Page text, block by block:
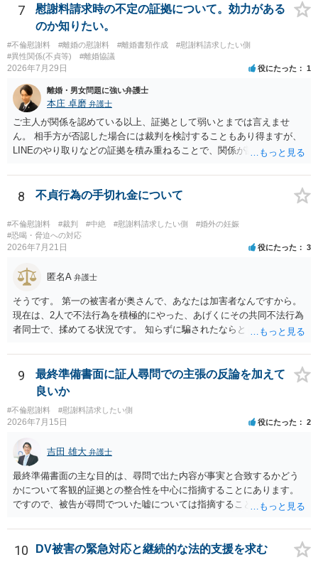
よいと思います。 ただ．慰謝料額については，婚姻破綻に至っていな
いとして，この点を考慮されることになるかもしれません。 ②夫との
今後のことを考えて書いてもらうか否かを検討するのがよいと思いま
す。今ある証拠以上のことを証明（証明力を強めることも含む）でき
るのであれば，前向きに検討を進めるという考え方でもよいでしょ
値と夫との関係との均衡のように思います。 ③行政書士に委任をして
いるのであれば，どのような内容の委任なのか不明ですが，その行政
書士との協議になると思います。請求するか，訴訟にするか，その点
の見極めや，相手方は性交類似行為は認めているのか，それさえも否
定しているのかによって，考え方・進め方は変わってくると思いま
あれば，本人（行政書士でも同じだと思います。）への対応ではあま
り変わらないように思います。減額で折り合えるなら本人様の交渉で
もよいように思いますが，ゼロかどうかの観点であれば，訴訟に進む
しかなくなるようにも思います。そうしますと，お近くの弁護士に相
談して進めることを検討した方がよいようにも思います。
7
慰謝料請求時の不定の証拠について。効力がある
のか知りたい。
#不倫慰謝料 #離婚の慰謝料 #離婚書類作成
#慰謝料請求したい側
#異性関係(不貞等)
#離婚協議
2026年7月29日 役にたった 1
離婚・男女問題に強い弁護士
本庄 卓磨 弁護士
ご主人が関係を認めている以上、証拠として弱いとまでは言えませ
ん。 相手方が否認した場合には裁判を検討することもあり得ますが、
LINEのやり取りなどの証拠を積み重ねることで、関係が認定される余
個別の事情によりますので、お早めに弁護士に相談されることをおす
すめします。
8 不貞行為の手切れ金について
#不倫慰謝料 #裁判 #中絶 #慰謝料請求したい側
#婚外の妊娠
#恐喝・脅迫への対応
2026年7月21日 役にたった 3
匿名A 弁護士
そうです。 第一の被害者が奥さんで、あなたは加害者なんですから。
現在は、2人で不法行為を積極的にやった、あげくにその共同不法行為
者同士で、揉めてる状況です。 知らずに騙されたならともか
というだけですから。
9
最終準備書面に証人尋問での主張の反論を加えて
良いか
#不倫慰謝料 #慰謝料請求したい側
2026年7月15日 役にたった 2
吉田 雄大 弁護士
最終準備書面の主な目的は、尋問で出た内容が事実と合致するかどう
かについて客観的証拠との整合性を中心に指摘することにあります。
ですので、被告が尋問でついた嘘については指摘することが大切で
事実でないとの指摘をすることも必要です。 これらの点について最終
準備書面で的確な指摘ができれば裁判所の理解も深まると思います
が、和解のときに裁判所から開示された金額からさらに判決金額が増
10 DV被害の緊急対応と継続的な法的支援を求む